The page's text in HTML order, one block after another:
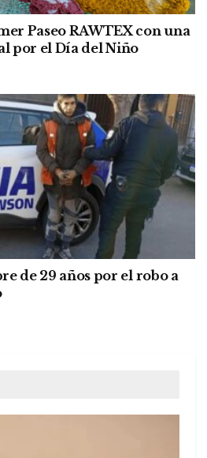
Paseo RAWTEX con una
por el Día del Niño
de 29 años por el robo a